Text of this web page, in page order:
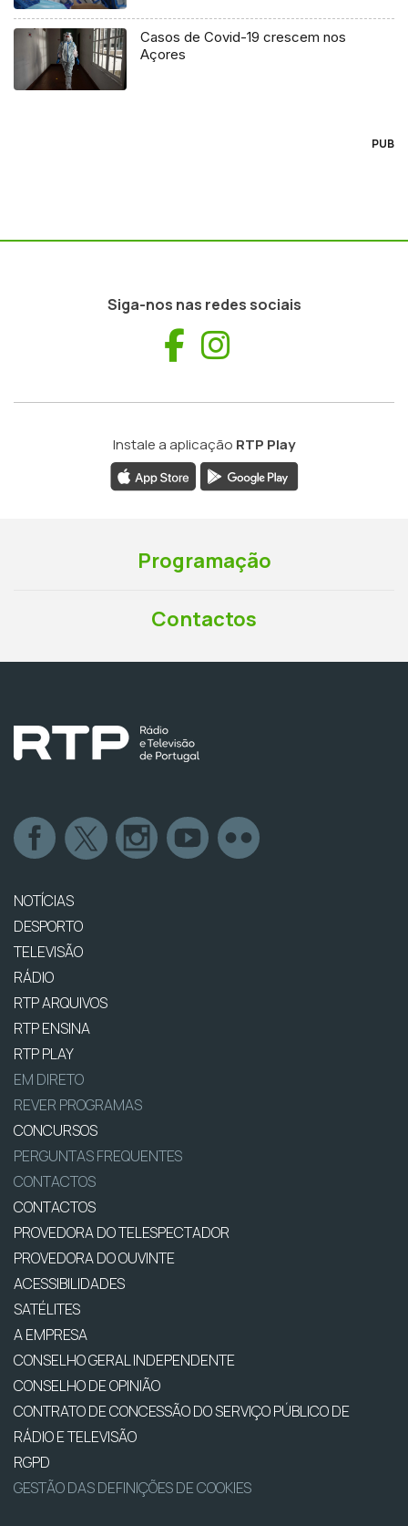
Casos de Covid-19 crescem nos
Açores
PUB
Siga-nos nas redes sociais
Facebook
Instale a aplicação RTP Play
Programação
Contactos
NOTÍCIAS
DESPORTO
TELEVISÃO
RÁDIO
RTP ARQUIVOS
RTP ENSINA
RTP PLAY
EM DIRETO
REVER PROGRAMAS
CONCURSOS
PERGUNTAS FREQUENTES
CONTACTOS
CONTACTOS
PROVEDORA DO TELESPECTADOR
PROVEDORA DO OUVINTE
ACESSIBILIDADES
SATÉLITES
A EMPRESA
CONSELHO GERAL INDEPENDENTE
CONSELHO DE OPINIÃO
CONTRATO DE CONCESSÃO DO SERVIÇO PÚBLICO DE
RÁDIO E TELEVISÃO
RGPD
GESTÃO DAS DEFINIÇÕES DE COOKIES